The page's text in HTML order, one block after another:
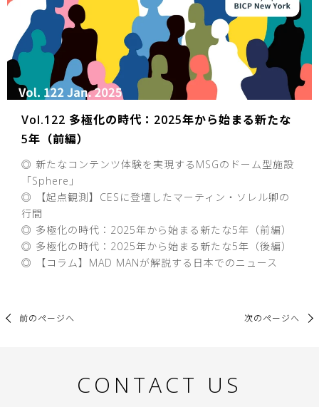
Vol.122 多極化の時代：2025年から始まる新たな
5年（前編）
◎ 新たなコンテンツ体験を実現するMSGのドーム型施設
「Sphere」
◎ 【起点観測】CESに登壇したマーティン・ソレル卿の
行間
◎ 多極化の時代：2025年から始まる新たな5年（前編）
◎ 多極化の時代：2025年から始まる新たな5年（後編）
◎ 【コラム】MAD MANが解説する日本でのニュース
前のページへ 次のページへ
CONTACT US